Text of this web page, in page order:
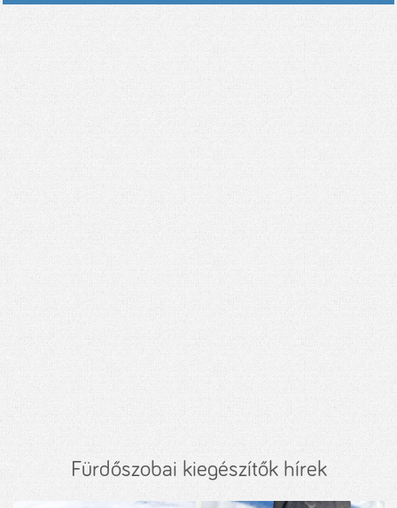
Fürdőszobai kiegészítők hírek